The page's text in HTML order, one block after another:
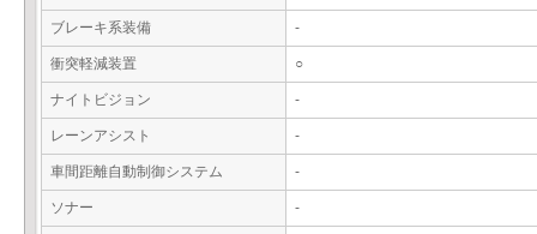
ブレーキ系装備 -
衝突軽減装置 ○
ナイトビジョン -
レーンアシスト -
車間距離自動制御システム -
ソナー -